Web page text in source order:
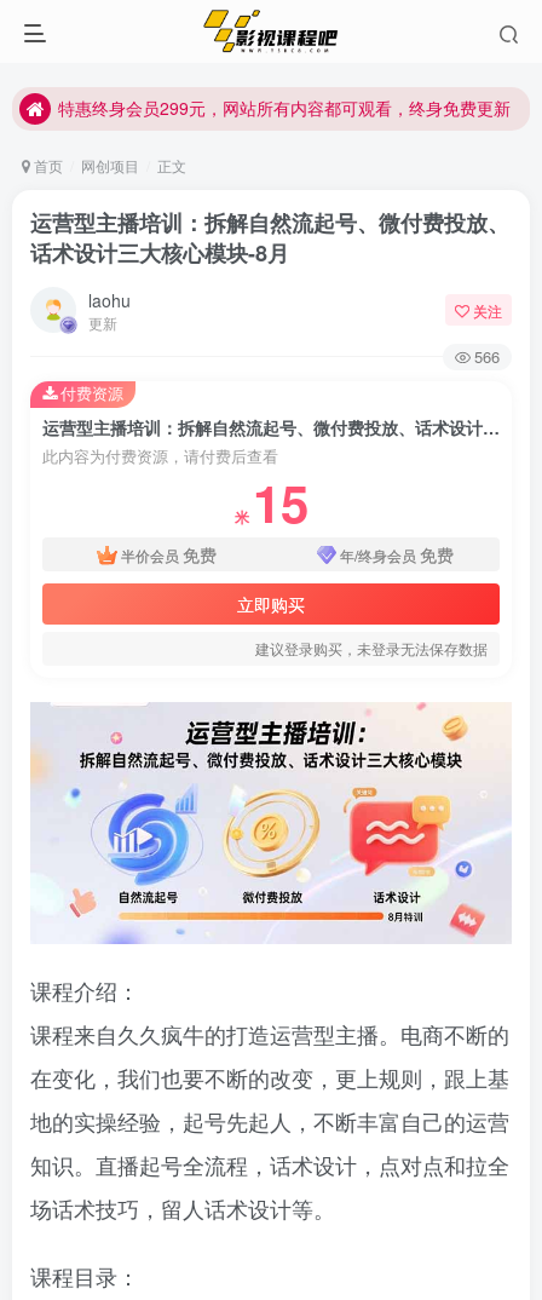
特惠终身会员299元，网站所有内容都可观看，终身免费更新
特惠终身会员299元，网站所有内容都可观看，终身免费更新
首页 网创项目 正文
运营型主播培训：拆解自然流起号、微付费投放、
话术设计三大核心模块-8月
laohu
更新
关注
566
运营型主播培训：拆解自然流起号、微付费投放、话术设计三大核心模块-8月
此内容为付费资源，请付费后查看
米 15
半价会员 免费 年/终身会员 免费
立即购买
建议登录购买，未登录无法保存数据
付费资源
课程介绍：
课程来自久久疯牛的打造运营型主播。电商不断的
在变化，我们也要不断的改变，更上规则，跟上基
地的实操经验，起号先起人，不断丰富自己的运营
知识。直播起号全流程，话术设计，点对点和拉全
场话术技巧，留人话术设计等。
课程目录：